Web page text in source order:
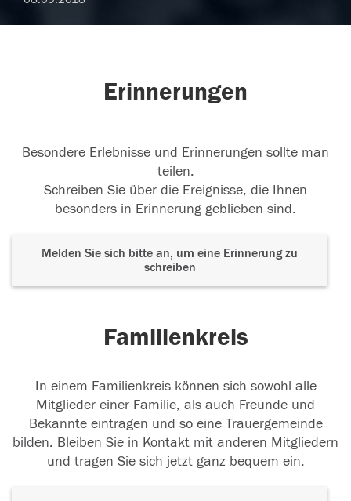
Erinnerungen
Besondere Erlebnisse und Erinnerungen sollte man
teilen.
Schreiben Sie über die Ereignisse, die Ihnen
besonders in Erinnerung geblieben sind.
Melden Sie sich bitte an, um eine Erinnerung zu
schreiben
Familienkreis
In einem Familienkreis können sich sowohl alle
Mitglieder einer Familie, als auch Freunde und
Bekannte eintragen und so eine Trauergemeinde
bilden. Bleiben Sie in Kontakt mit anderen Mitgliedern
und tragen Sie sich jetzt ganz bequem ein.